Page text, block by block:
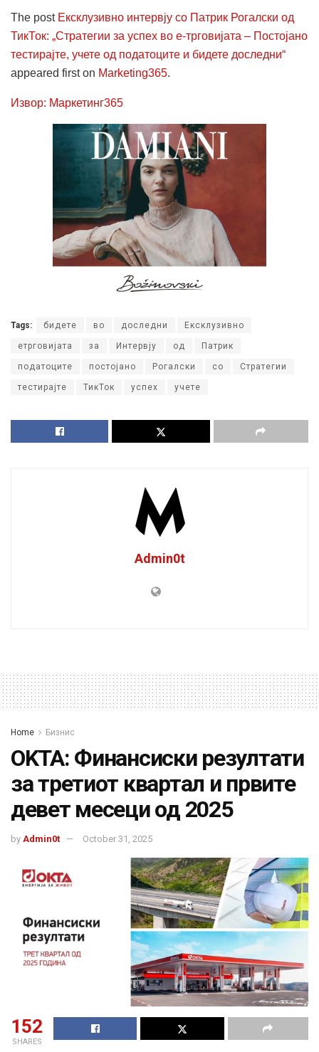
The post Ексклузивно интервју со Патрик Рогалски од
ТикТок: „Стратегии за успех во е-трговијата – Постојано
тестирајте, учете од податоците и бидете доследни“
appeared first on Marketing365.
Извор: Маркетинг365
Tags: бидете во доследни Ексклузивно
етрговијата за Интервју од Патрик
податоците постојано Рогалски со Стратегии
тестирајте ТикТок успех учете
Admin0t
Home Бизнис
OKTA: Финансиски резултати
за третиот квартал и првите
девет месеци од 2025
by Admin0t October 31, 2025
152
SHARES